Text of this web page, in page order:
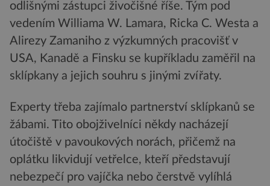
odlišnými zástupci živočišné říše. Tým pod
vedením Williama W. Lamara, Ricka C. Westa a
Alirezy Zamaniho z výzkumných pracovišť v
USA, Kanadě a Finsku se kupříkladu zaměřil na
sklípkany a jejich souhru s jinými zvířaty.
Experty třeba zajímalo partnerství sklípkanů se
žábami. Tito obojživelníci někdy nacházejí
útočiště v pavoukových norách, přičemž na
oplátku likvidují vetřelce, kteří představují
nebezpečí pro vajíčka nebo čerstvě vylíhlá